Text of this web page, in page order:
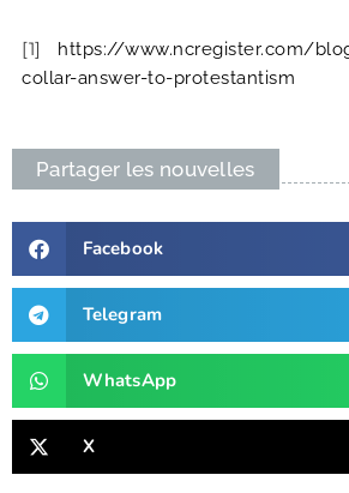
[1] https://www.ncregister.com/
collar-answer-to-protestantism
Partager les nouvelles
Facebook
Telegram
WhatsApp
X